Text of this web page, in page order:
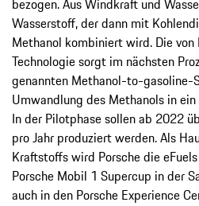
bezogen. Aus Windkraft und
Wasserstoff, der dann mit
Methanol kombiniert wird. Die
Technologie sorgt im nächsten
genannten Methanol-to-gasoline-
Umwandlung des Methanols in
In der Pilotphase sollen ab 2022
pro Jahr produziert werden. Als
Kraftstoffs wird Porsche die
Porsche Mobil 1 Supercup in der
auch in den Porsche Experience